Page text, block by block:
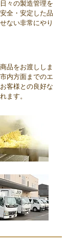
々の製造管理を
全・安定した品
ない非常にやり
品をお渡ししま
内方面までのエ
客様との良好な
ます。